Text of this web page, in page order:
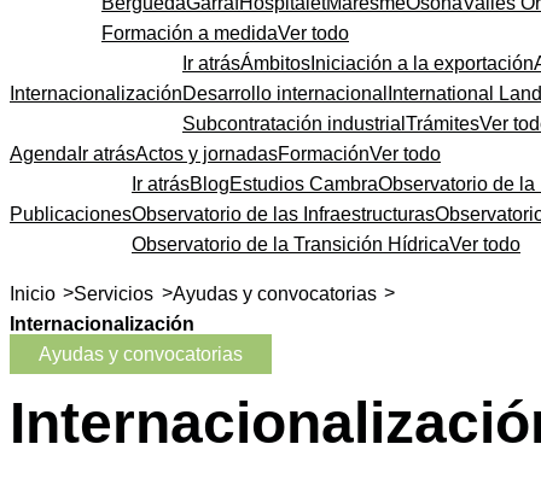
Formación a medidaVer todo
Internacionalización
Ir atrásÁmbitos Iniciación a la exportación
Desarrollo internacional International
Subcontratación industrial TrámitesVer
Agenda Ir atrásActos y jornadasFormaciónVer todo
Publicaciones
Ir atrásBlogEstudios CambraObservatorio de la
Observatorio de las Infraestructuras
Observatorio de la Transición HídricaVer todo
Inicio >Servicios >Ayudas y convocatorias >
Internacionalización
Ayudas y convocatorias